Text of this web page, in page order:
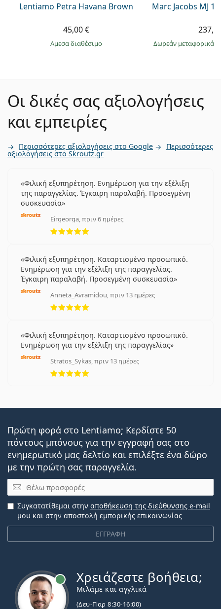
Lentiamo Petra Havana Brown
45,00 €
άμεσα διαθέσιμο
Marc Jacobs MJ
Δωρεάν μεταφορικά
Οι δικές σας αξιολογήσεις
και εμπειρίες
Περισσότερες αξιολογήσεις στο Google Περισσότερες
αξιολογήσεις στο Skroutz.gr
Φιλική εξυπηρέτηση. Ενημέρωση για την εξέλιξη
της παραγγελίας. Έγκαιρη παραλαβή. Προσεγμένη
συσκευασία
Eirgeorga, πριν 6 ημέρες
5 αξιολογήσεις από 5
Φιλική εξυπηρέτηση. Καταρτισμένο προσωπικό.
Ενημέρωση για την εξέλιξη της παραγγελίας.
Έγκαιρη παραλαβή. Προσεγμένη συσκευασία
Anneta_Avramidou, πριν 13 ημέρες
5 αξιολογήσεις από 5
Φιλική εξυπηρέτηση. Καταρτισμένο προσωπικό.
Ενημέρωση για την εξέλιξη της παραγγελίας
Stratos_Sykas, πριν 13 ημέρες
5 αξιολογήσεις από 5
Πρώτη φορά στο Lentiamo; Κερδίστε 50
πόντους μπόνους για την εγγραφή σας στο
ενημερωτικό μας δελτίο και επιλέξτε ένα δώρο
με την πρώτη σας παραγγελία.
Email
ΕΓΓΡΑΦΗ
Συγκατατίθεμαι στην αποθήκευση της διεύθυνσης e-mail
μου και στην αποστολή εμπορικής επικοινωνίας
Χρειάζεστε βοήθεια;
Μιλάμε και αγγλικά
(Δευ-Παρ 8:30-16:00)